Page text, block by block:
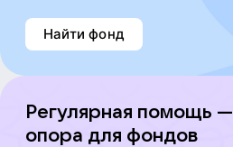
Андрей Овчаренко
Ольга Селихова
Найти фонд
Регулярная помощь —
опора для фондов